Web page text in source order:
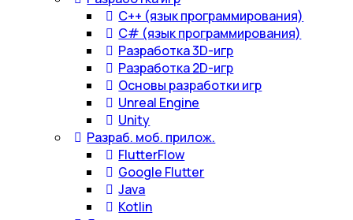
С++ (язык программирования)
С# (язык программирования)
Разработка 3D-игр
Разработка 2D-игр
Основы разработки игр
Unreal Engine
Unity
Разраб. моб. прилож.
FlutterFlow
Google Flutter
Java
Kotlin